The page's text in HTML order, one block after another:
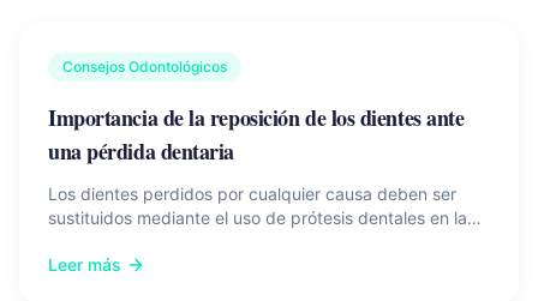
Consejos Odontológicos
Importancia de la reposición de los dientes ante
una pérdida dentaria
Los dientes perdidos por cualquier causa deben ser
sustituidos mediante el uso de prótesis dentales en la
Leer más